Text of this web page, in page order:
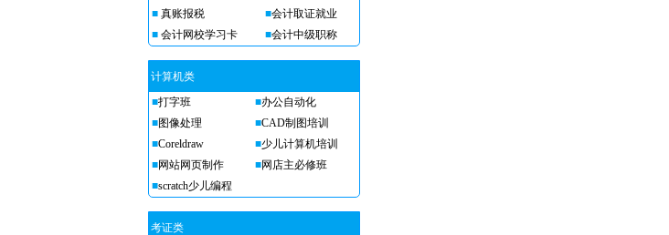
■ 真账报税 ■会计取证就业
■ 会计网校学习卡 ■会计中级职称
计算机类
■打字班 ■办公自动化
■图像处理 ■CAD制图培训
■Coreldraw ■少儿计算机培训
■网站网页制作 ■网店主必修班
■scratch少儿编程
考证类